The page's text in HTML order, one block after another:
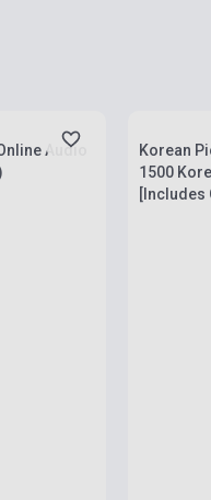
Audio
Korean
1500
[Includes